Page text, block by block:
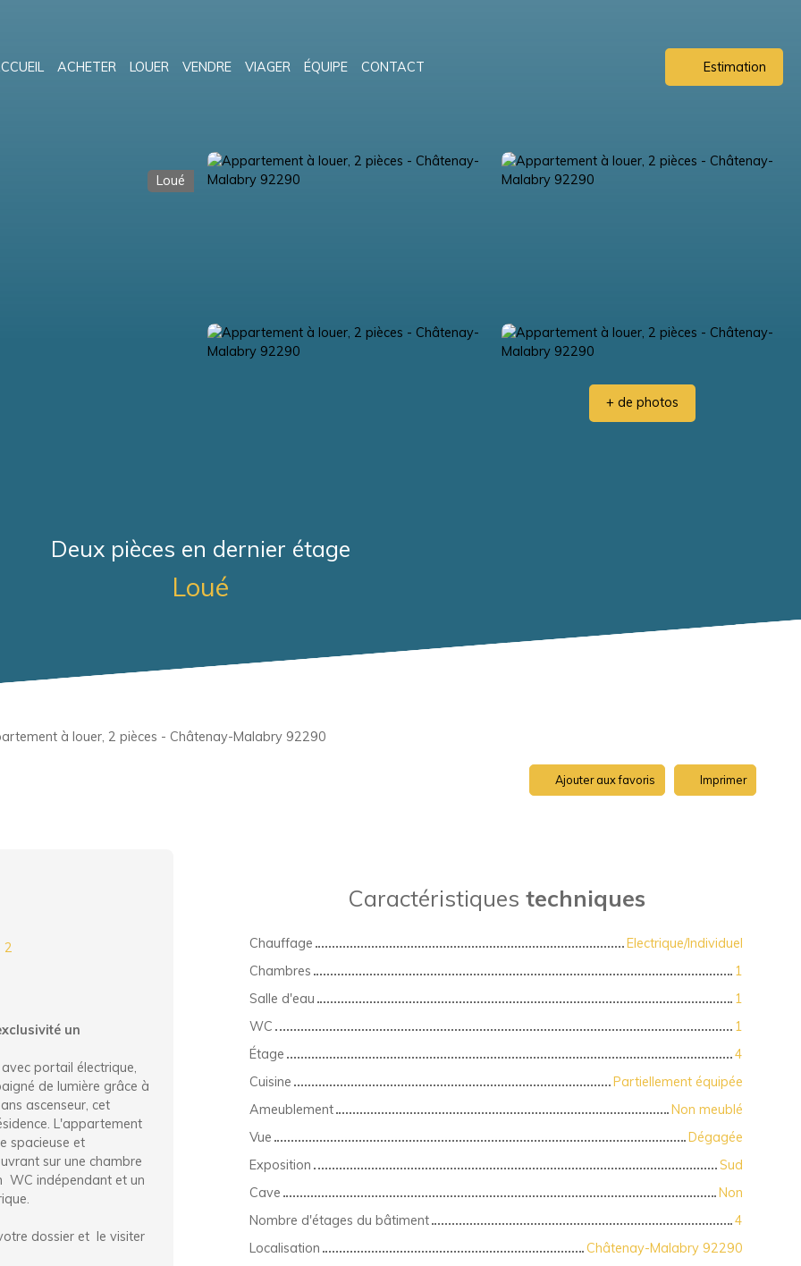
ACHETER LOUER VENDRE VIAGER ÉQUIPE CONTACT Estimation
Loué
+ de photos
Deux pièces en dernier étage
Loué
à louer, 2 pièces - Châtenay-Malabry 92290
Ajouter aux favoris Imprimer
2
un
portail électrique,
de lumière grâce à
ascenseur, cet
L'appartement
spacieuse et
sur une chambre
WC indépendant et un
dossier et le visiter
Caractéristiques techniques
Chauffage
Electrique/Individuel
Chambres
1
Salle d'eau
1
WC
1
Étage
4
Cuisine
Partiellement équipée
Ameublement
Non meublé
Vue
Dégagée
Exposition
Sud
Cave
Non
Nombre d'étages du bâtiment
4
Localisation
Châtenay-Malabry 92290